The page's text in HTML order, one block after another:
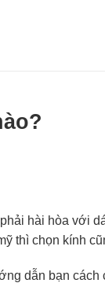
hài hòa với
thì chọn kính
dẫn bạn cách